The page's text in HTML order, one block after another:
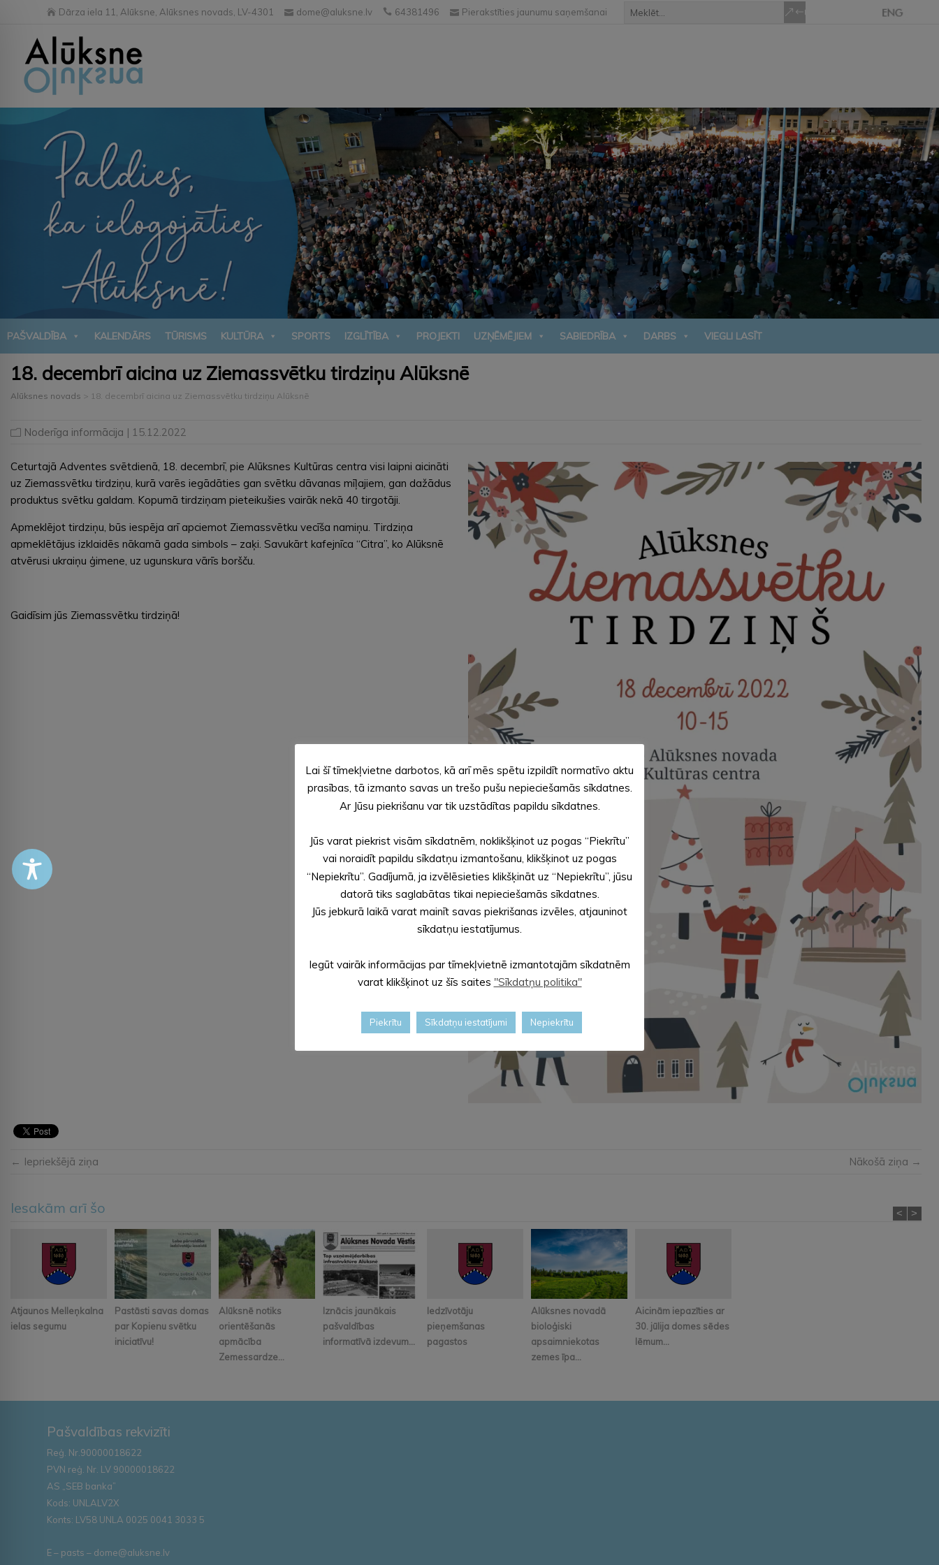
Dārza iela 11, Alūksne, Alūksnes novads, LV-4301 dome@aluksne.lv 64381496 Pierakstīties jaunumu saņemšanai
PAŠVALDĪBA KALENDĀRS TŪRISMS KULTŪRA SPORTS IZGLĪTĪBA PROJEKTI UZŅĒMĒJIEM SABIEDRĪBA DARBS VIEGLI LASĪT
18. decembrī aicina uz Ziemassvētku tirdziņu Alūksnē
Alūksnes novads > 18. decembrī aicina uz Ziemassvētku tirdziņu Alūksnē
Noderīga informācija | 15.12.2022
Ceturtajā Adventes svētdienā, 18. decembrī, pie Alūksnes Kultūras centra visi laipni aicināti
uz Ziemassvētku tirdziņu, kurā varēs iegādāties gan svētku dāvanas mīļajiem, gan dažādus
produktus svētku galdam. Kopumā tirdziņam pieteikušies vairāk nekā 40 tirgotāji.
Apmeklējot tirdziņu, būs iespēja arī apciemot Ziemassvētku vecīša namiņu. Tirdziņa
apmeklētājus izklaidēs nākamā gada simbols – zaķi. Savukārt kafejnīca “Citra”, ko Alūksnē
atvērusi ukraiņu ģimene, uz ugunskura vārīs boršču.
Gaidīsim jūs Ziemassvētku tirdziņā!
← Iepriekšējā ziņa Nākošā ziņa →
Iesakām arī šo
Atjaunos Melleņkalna
ielas segumu
Pastāsti savas domas
par Kopienu svētku
iniciatīvu!
Alūksnē notiks
orientēšanās
apmācība
Zemessardze...
Iznācis jaunākais
pašvaldības
informatīvā izdevum...
Iedzīvotāju
pieņemšanas
pagastos
Alūksnes novadā
bioloģiski
apsaimniekotas
zemes īpa...
Aicinām iepazīties ar
30. jūlija domes sēdes
lēmum...
< >
Pašvaldības rekvizīti
Reģ. Nr.90000018622
PVN reģ. Nr. LV 90000018622
AS „SEB banka”
Kods: UNLALV2X
Konts: LV58 UNLA 0025 0041 3033 5
E – pasts – dome@aluksne.lv
Lai šī tīmekļvietne darbotos, kā arī mēs spētu izpildīt normatīvo aktu
prasības, tā izmanto savas un trešo pušu nepieciešamās sīkdatnes.
Ar Jūsu piekrišanu var tik uzstādītas papildu sīkdatnes.
Jūs varat piekrist visām sīkdatnēm, noklikšķinot uz pogas “Piekrītu”
vai noraidīt papildu sīkdatņu izmantošanu, klikšķinot uz pogas
“Nepiekrītu”. Gadījumā, ja izvēlēsieties klikšķināt uz “Nepiekrītu”, jūsu
datorā tiks saglabātas tikai nepieciešamās sīkdatnes.
Jūs jebkurā laikā varat mainīt savas piekrišanas izvēles, atjauninot
sīkdatņu iestatījumus.
Iegūt vairāk informācijas par tīmekļvietnē izmantotajām sīkdatnēm
varat klikšķinot uz šīs saites "Sīkdatņu politika"
Piekrītu Sīkdatņu iestatījumi Nepiekrītu